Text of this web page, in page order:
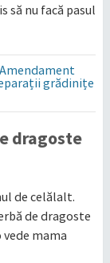
să nu facă pasul
grădinițe
dragoste
de celălalt.
de dragoste
mama